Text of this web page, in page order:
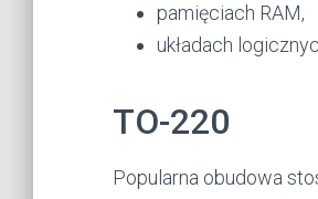
pamięciach RAM,
układach
TO-220
Popularna obudowa